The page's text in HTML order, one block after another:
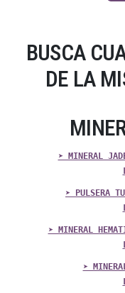
BUSCA
DE LA
➤ MINERAL
➤ PULSERA
➤ MINERAL
➤